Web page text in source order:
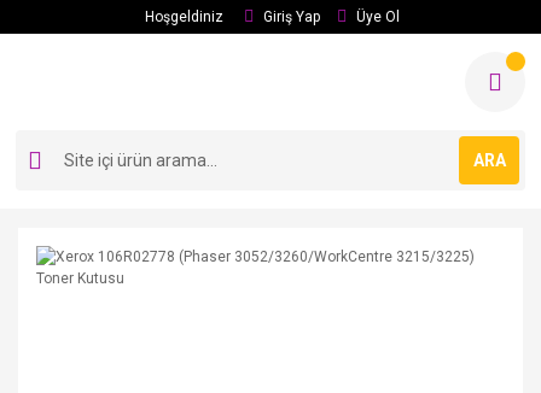
Hoşgeldiniz Giriş Yap Üye Ol
ARA